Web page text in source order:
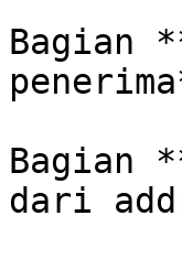
Bagian
Bagian
dari